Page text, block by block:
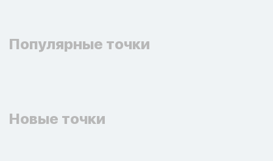
Популярные точки
Новые точки